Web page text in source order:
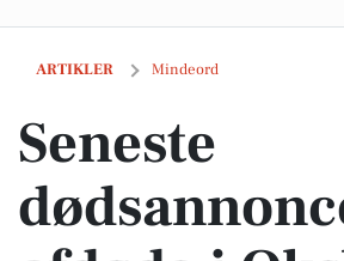
ARTIKLER Mindeord
Seneste dødsannoncer og afdøde i Oksbøl
Seneste